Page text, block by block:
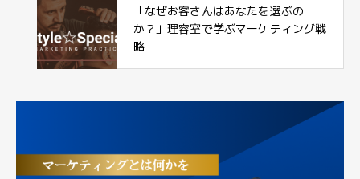
「なぜお客さんはあなたを選ぶの
か？」理容室で学ぶマーケティング戦
略